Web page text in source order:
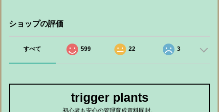
ショップの評価
すべて 599 22 3
trigger plants
初心者も安心の管理育成資料同封。